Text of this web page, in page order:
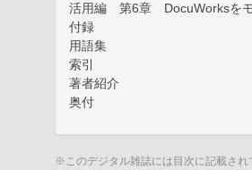
活用編 第6章 DocuWorksをモ
付録
用語集
索引
著者紹介
奥付
※このデジタル雑誌には目次に記載さ